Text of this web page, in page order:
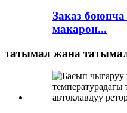
Заказ боюнча
макарон...
татымал жана